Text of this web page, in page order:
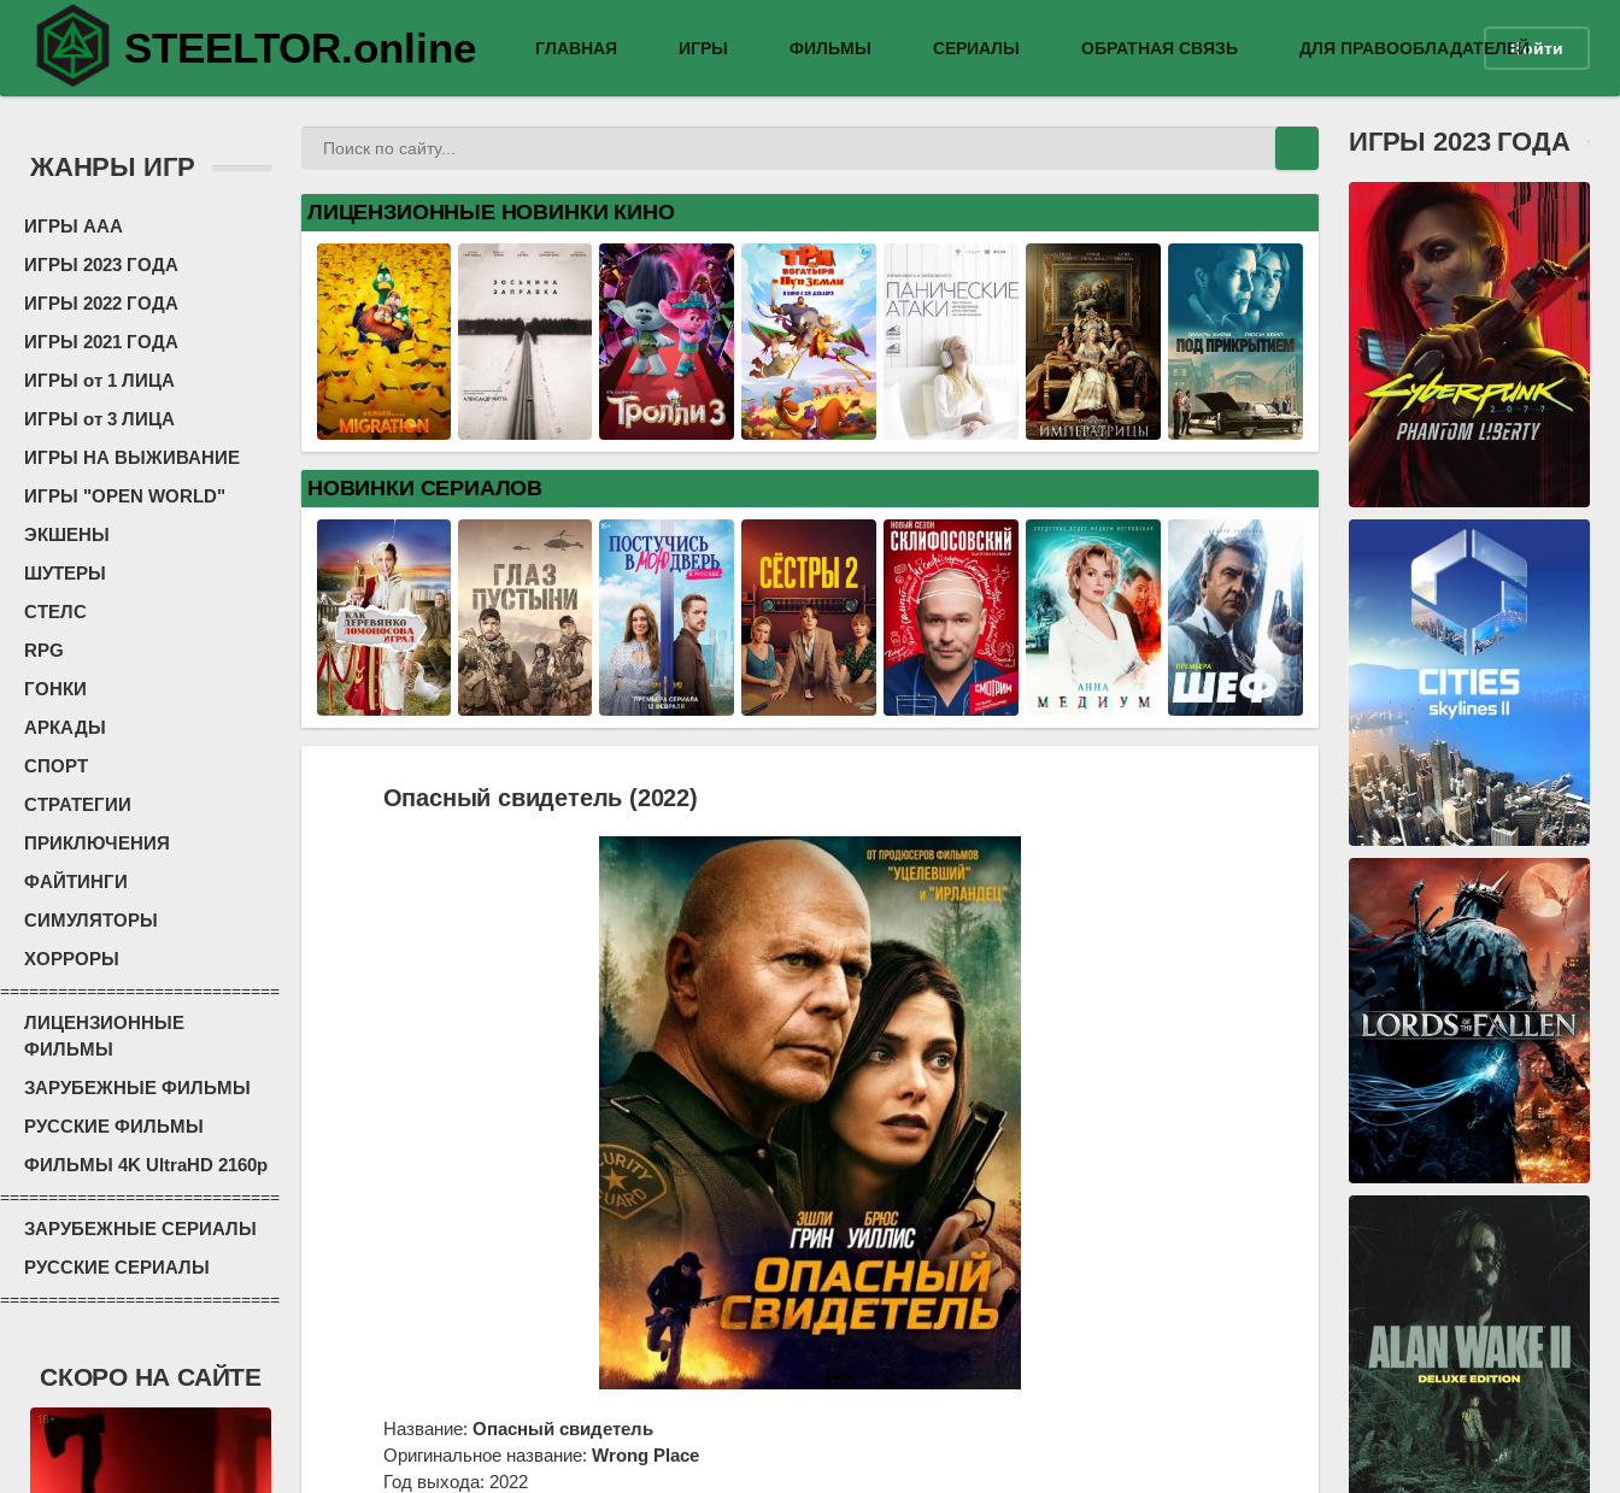
STEELTOR.online ГЛАВНАЯ ИГРЫ ФИЛЬМЫ СЕРИАЛЫ ОБРАТНАЯ СВЯЗЬ ДЛЯ ПРАВООБЛАДАТЕЛЕЙВойти
ЖАНРЫ ИГР
ИГРЫ ААА
ИГРЫ 2023 ГОДА
ИГРЫ 2022 ГОДА
ИГРЫ 2021 ГОДА
ИГРЫ от 1 ЛИЦА
ИГРЫ от 3 ЛИЦА
ИГРЫ НА ВЫЖИВАНИЕ
ИГРЫ "OPEN WORLD"
ЭКШЕНЫ
ШУТЕРЫ
СТЕЛС
RPG
ГОНКИ
АРКАДЫ
СПОРТ
СТРАТЕГИИ
ПРИКЛЮЧЕНИЯ
ФАЙТИНГИ
СИМУЛЯТОРЫ
ХОРРОРЫ
=============================
ЛИЦЕНЗИОННЫЕ
ФИЛЬМЫ
ЗАРУБЕЖНЫЕ ФИЛЬМЫ
РУССКИЕ ФИЛЬМЫ
ФИЛЬМЫ 4K UltraHD 2160p
=============================
ЗАРУБЕЖНЫЕ СЕРИАЛЫ
РУССКИЕ СЕРИАЛЫ
=============================
СКОРО НА САЙТЕ
ЛИЦЕНЗИОННЫЕ НОВИНКИ КИНО
НОВИНКИ СЕРИАЛОВ
Опасный свидетель (2022)
Название: Опасный свидетель
Оригинальное название: Wrong Place
Год выхода: 2022
ИГРЫ 2023 ГОДА